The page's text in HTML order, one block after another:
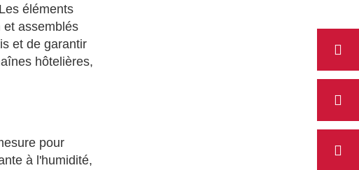
éléments
et assemblés
et de garantir
hôtelières,
pour
à l'humidité,